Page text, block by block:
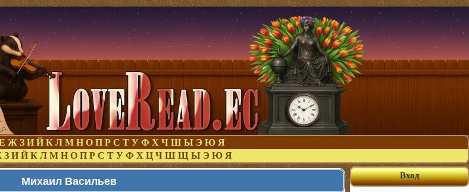
Ж З И Й К Л М Н О П Р С Т У Ф Х Ч Ш Ы Э Ю Я
З И Й К Л М Н О П Р С Т У Ф Х Ц Ч Ш Щ Ы Э Ю Я
Михаил Васильев Вход